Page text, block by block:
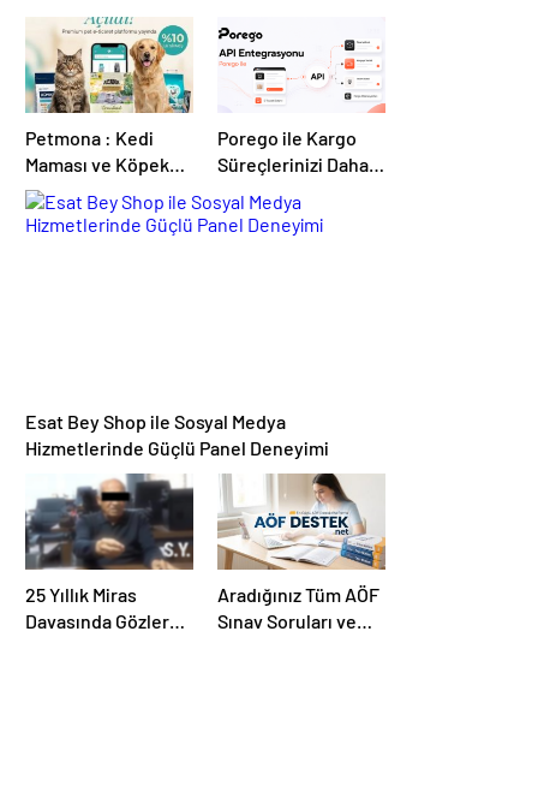
Petmona : Kedi
Maması ve Köpek
Maması İle Tüm
Evcil Hayvan
Porego ile Kargo
Süreçlerinizi Daha
Kolay Yönetin
Esat Bey Shop ile Sosyal Medya
Hizmetlerinde Güçlü Panel Deneyimi
25 Yıllık Miras
Davasında Gözler
Aradığınız Tüm AÖF
Sınav Soruları ve